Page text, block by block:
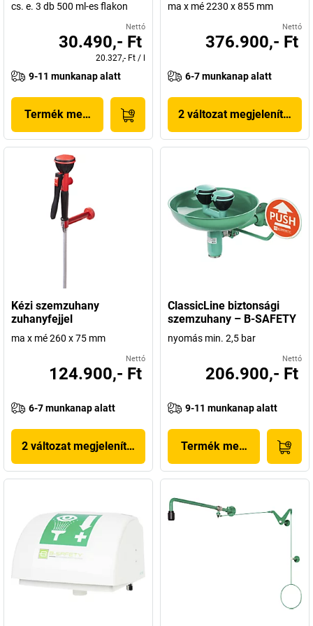
cs. e. 3 db 500 ml-es flakon
Nettó
30.490,- Ft
20.327,- Ft /
9-11 munkanap alatt
Termék megjelenítése
ma x mé 2230 x 855 mm
Nettó
376.900,- Ft
6-7 munkanap alatt
2 változat megjelenítése
Kézi szemzuhany
zuhanyfejjel
ma x mé 260 x 75 mm
Nettó
124.900,- Ft
6-7 munkanap alatt
2 változat megjelenítése
ClassicLine biztonsági
szemzuhany – B-SAFETY
nyomás min. 2,5 bar
Nettó
206.900,- Ft
9-11 munkanap alatt
Termék megjelenítése